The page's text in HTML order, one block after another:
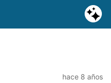
hace 8 años